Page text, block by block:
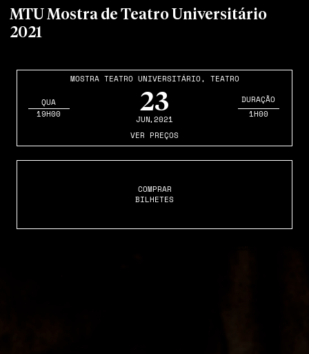
MOSTRA TEATRO UNIVERSITÁRIO, TEATRO
23
JUN,2021
QUA
19H00
DURAÇÃO
1H00
VER PREÇOS
COMPRAR
BILHETES
MTU Mostra de Teatro Universitário
2021